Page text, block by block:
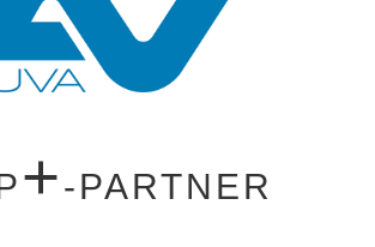
+-PARTNER